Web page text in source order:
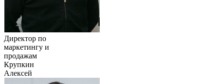
Директор по
маркетингу и
продажам
Крупкин
Алексей